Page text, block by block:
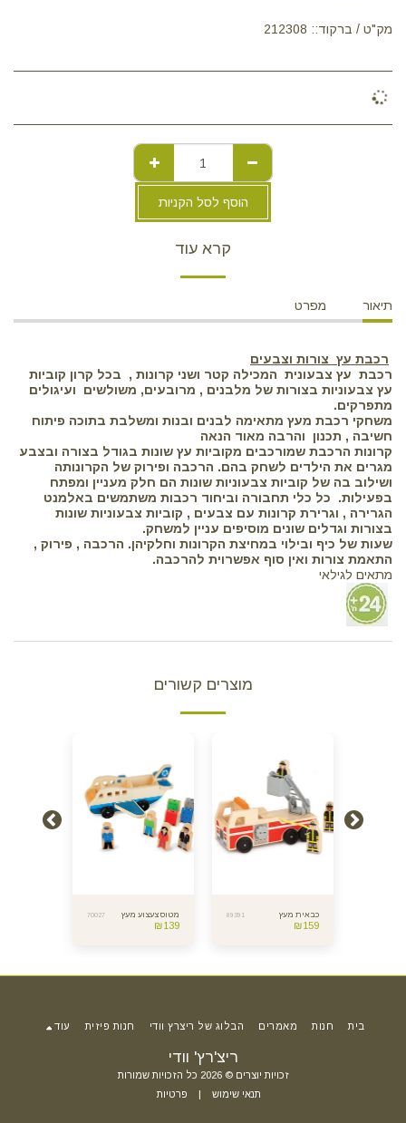
מק"ט / ברקוד:: 212308
הוסף לסל הקניות
קרא עוד
תיאור מפרט
רכבת עץ צורות וצבעים
רכבת עץ צבעונית המכילה קטר ושני קרונות , בכל קרון קוביות
עץ צבעוניות בצורות של מלבנים , מרובעים, משולשים ועיגולים
מתפרקים.
משחקי רכבת מעץ מתאימה לבנים ובנות ומשלבת בתוכה פיתוח
חשיבה , תכנון והרבה מאוד הנאה
קרונות הרכבת שמורכבים מקוביות עץ שונות בגודל בצורה ובצבע
מגרים את הילדים לשחק בהם. הרכבה ופירוק של הקרונותה
ושילוב בה של קוביות צבעוניות שונות הם חלק מעניין ומפתח
בפעילות. כל כלי תחבורה וביחוד רכבות משתמשים באלמנט
הגרירה , וגרירת קרונות עם צבעים , קוביות צבעוניות שונות
בצורות וגדלים שונים מוסיפים עניין למשחק.
שעות של כיף ובילוי במחיצת הקרונות וחלקיהן. הרכבה , פירוק ,
התאמת צורות ואין סוף אפשרוית להרכבה.
מתאים לגילאי
מוצרים קשורים
כבאית מעץ 89391
₪159
מטוס צעצוע מעץ 70027
₪139
ריצ'רץ' וודי
זכויות יוצרים © 2026 כל הזכויות שמורות
תנאי שימוש
פרטיות
בית חנות מאמרים הבלוג של ריצרץ וודי חנות פיזית עוד